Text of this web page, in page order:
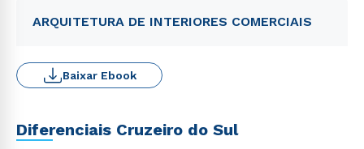
ARQUITETURA DE INTERIORES COMERCIAIS
Baixar Ebook
Diferenciais Cruzeiro do Sul